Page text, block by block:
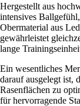
Hergestellt aus
intensives
Obermaterial aus
gewährleistet
lange
Ein wesentliches
darauf ausgelegt ist,
Rasenflächen zu
für hervorragende